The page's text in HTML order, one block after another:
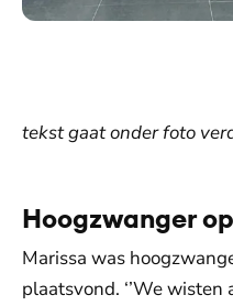
tekst gaat onder foto
Hoogzwanger
Marissa was
plaatsvond. ‘’We